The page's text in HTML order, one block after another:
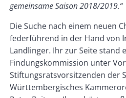
gemeinsame Saison 2018/2019.“
Die Suche nach einem neuen
federführend in der Hand von
Landlinger. Ihr zur Seite stand
Findungskommission unter
Stiftungsratsvorsitzenden der
Württembergisches